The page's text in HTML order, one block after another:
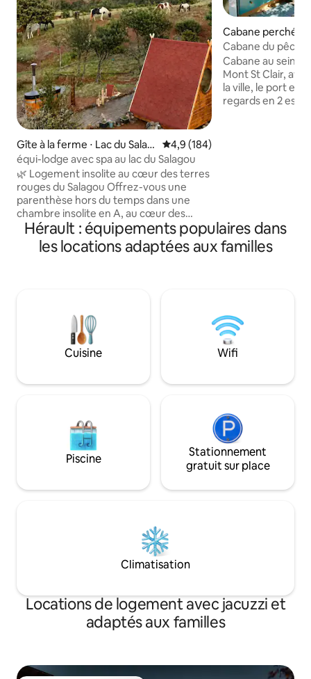
Gîte à la ferme ⋅ Lac du Salag
ou
Évaluation moyenne sur la
4,9 (184)
équi-lodge avec spa au lac du Salagou
🌿 Logement insolite au cœur des terres
rouges du Salagou Offrez-vous une
parenthèse hors du temps dans une
chambre insolite en A, au cœur des
terres rouges du Salagou. La nature est
reine, et les chevaux sont vos seuls
voisins 🐴 ✨ Les + du logement : Bain
Balade à cheval, 🏍️ Balade en moto, 🏄
Paddle 🐕 Animaux : Petit chien accepté
Cabane perchée
Cabane du
mer ville
Cabane au sein
Mont St Clair,
la ville, le port et
regards en 2
gratuit côté
Hérault : équipements populaires dans
les locations adaptées aux familles
Cuisine Wifi
Piscine
Stationnement
gratuit sur place
Climatisation
Locations de logement avec jacuzzi et
adaptés aux familles